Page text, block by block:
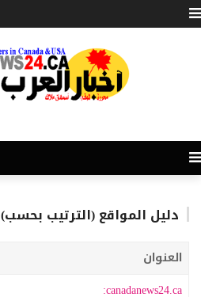
دليل المواقع (الترتيب بحسب)
العنوان
canadanews24.ca: